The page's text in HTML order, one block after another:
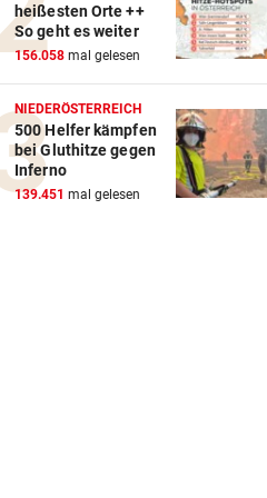
Kinderverbot in Studio: Viel
für Betreiberin
ERHÖHTE WERTE:
Der nächste Badesee muss
geschlossen werden
SCHWIMM-EM IN PARIS
heißesten Orte ++
So geht es weiter
156.058 mal gelesen
NIEDERÖSTERREICH
500 Helfer kämpfen
bei Gluthitze gegen
Inferno
139.451 mal gelesen